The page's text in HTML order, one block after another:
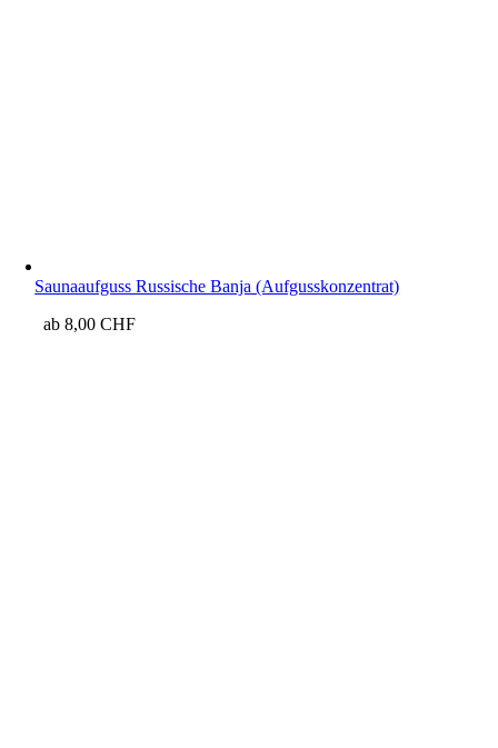
Saunaaufguss Russische Banja (Aufgusskonzentrat)
ab8,00CHF